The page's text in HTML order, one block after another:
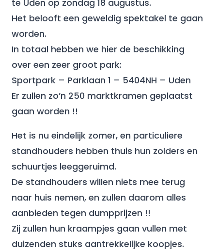
te Uden op zondag 18 augustus.
Het belooft een geweldig spektakel te gaan
worden.
In totaal hebben we hier de beschikking
over een zeer groot park:
Sportpark – Parklaan 1 – 5404NH – Uden
Er zullen zo’n 250 marktkramen geplaatst
gaan worden !!
Het is nu eindelijk zomer, en particuliere
standhouders hebben thuis hun zolders en
schuurtjes leeggeruimd.
De standhouders willen niets mee terug
naar huis nemen, en zullen daarom alles
aanbieden tegen dumpprijzen !!
Zij zullen hun kraampjes gaan vullen met
duizenden stuks aantrekkelijke koopjes.